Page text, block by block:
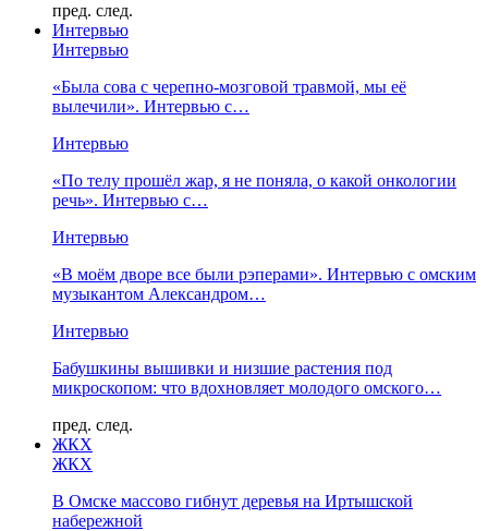
пред. след.
Интервью
Интервью
«Была сова с черепно-мозговой травмой, мы её
вылечили». Интервью с…
Интервью
«По телу прошёл жар, я не поняла, о какой онкологии
речь». Интервью с…
Интервью
«В моём дворе все были рэперами». Интервью с омским
музыкантом Александром…
Интервью
Бабушкины вышивки и низшие растения под
микроскопом: что вдохновляет молодого омского…
пред. след.
ЖКХ
ЖКХ
В Омске массово гибнут деревья на Иртышской
набережной